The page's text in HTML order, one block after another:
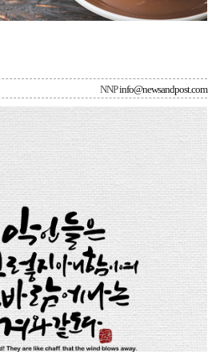
NNPinfo@newsandpost.com